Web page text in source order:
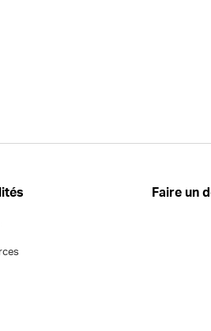
Faire un